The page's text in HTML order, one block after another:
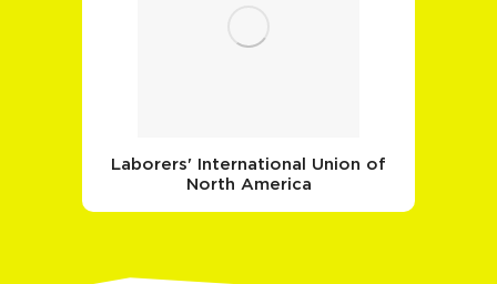
Laborers' International Union of
North America